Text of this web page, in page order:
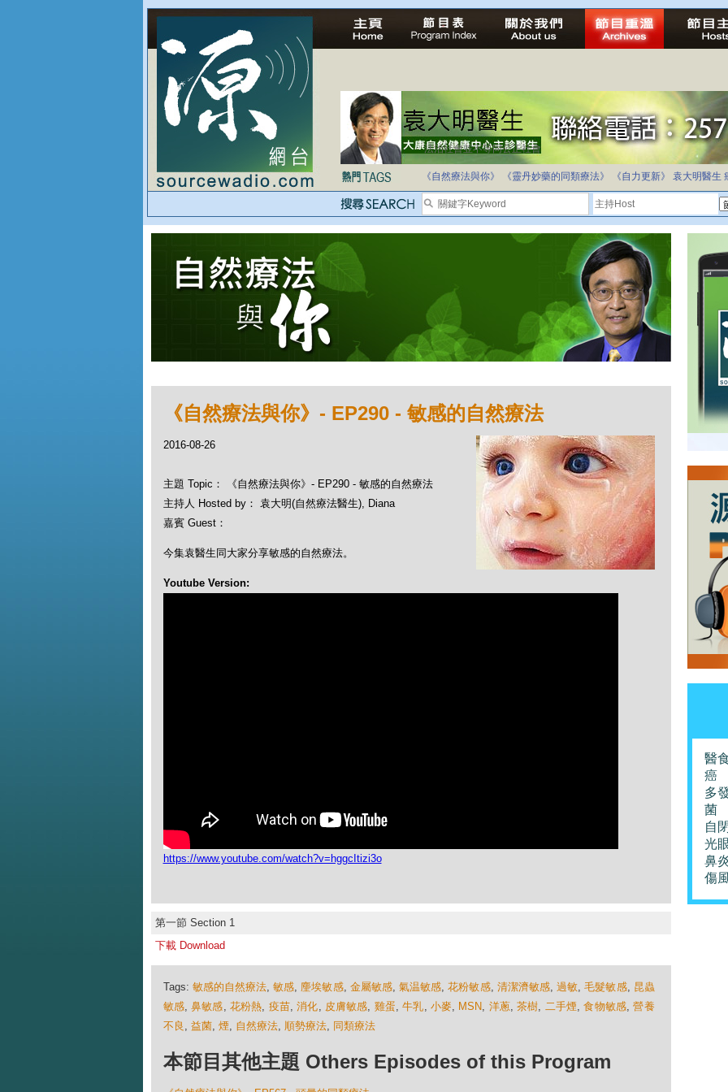
法治社會並不等同公正社會
自家教育合法化-推動多元化教育，全民學卷制
《自然療法與你》
《靈丹妙藥的同類療法》 《自力更新》 袁大明醫生
《自然療法與你》- EP290 - 敏感的自然療法
2016-08-26
主題 Topic： 《自然療法與你》- EP290 - 敏感的自然療法
主持人 Hosted by： 袁大明(自然療法醫生), Diana
嘉賓 Guest：
今集袁醫生同大家分享敏感的自然療法。
Youtube Version:
https://www.youtube.com/watch?v=hggcItizi3o
第一節 Section 1
下載 Download
Tags: 敏感的自然療法,敏感, 麈埃敏感, 金屬敏感,氣温敏感,花粉敏感, 清潔濟敏感,過敏,毛髮敏感, 昆蟲
敏感,鼻敏感, 花粉熱, 疫苗,消化, 皮膚敏感, 雞蛋,牛乳, 小麥, MSN, 洋蔥,茶樹, 二手煙,食物敏感,營養
不良 , 益菌, 煙, 自然療法, 順勢療法, 同類療法
本節目其他主題 Others Episodes of this Program
醫
癌
多
菌
自
光
鼻
傷